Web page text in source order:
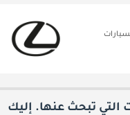
التي تبحث عنها. إليك